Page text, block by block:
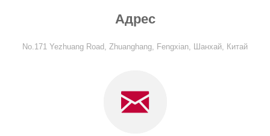
Адрес
No.171 Yezhuang Road, Zhuanghang, Fengxian, Шанхай, Китай